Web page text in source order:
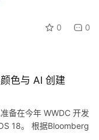
0 0
色与 AI 创建
备在今年 WWDC 开发
18。 根据Bloomberg